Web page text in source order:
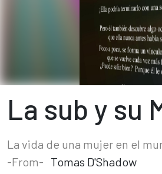
La sub y su
La vida de una mujer en el
-From- Tomas D'Shadow